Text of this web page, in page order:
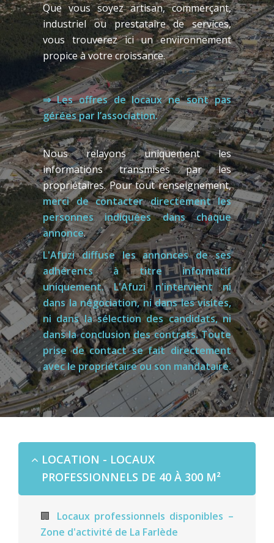
Que vous soyez artisan, commerçant,
industriel ou prestataire de services,
vous trouverez ici un environnement
propice à votre croissance.
⇒ Les offres de locaux ne sont pas
gérées par l’association.
Nous relayons uniquement les
informations transmises par les
propriétaires. Pour tout renseignement,
merci de contacter directement les
personnes indiquées dans chaque
annonce.
L'Afuzi diffuse les annonces de ses
adhérents à titre informatif
uniquement. L'Afuzi n'intervient ni
dans la négociation, ni dans les visites,
ni dans la sélection des candidats, ni
dans la conclusion des contrats. Toute
prise de contact se fait directement
avec le propriétaire ou son mandataire.
LOCATION - LOCAUX
PROFESSIONNELS DE 40 À 300 M²
🏢 Locaux professionnels disponibles –
Zone d'activité de La Farlède